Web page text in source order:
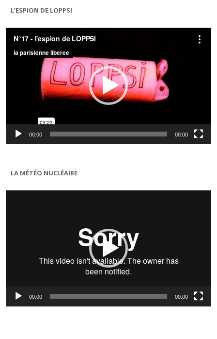
L’ESPION DE LOPPSI
Lecteur
vidéo
00:00 00:00
LA MÉTÉO NUCLÉAIRE
Lecteur
00:00 00:00